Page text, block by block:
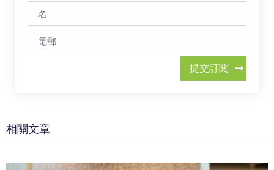
提交訂閱
相關文章